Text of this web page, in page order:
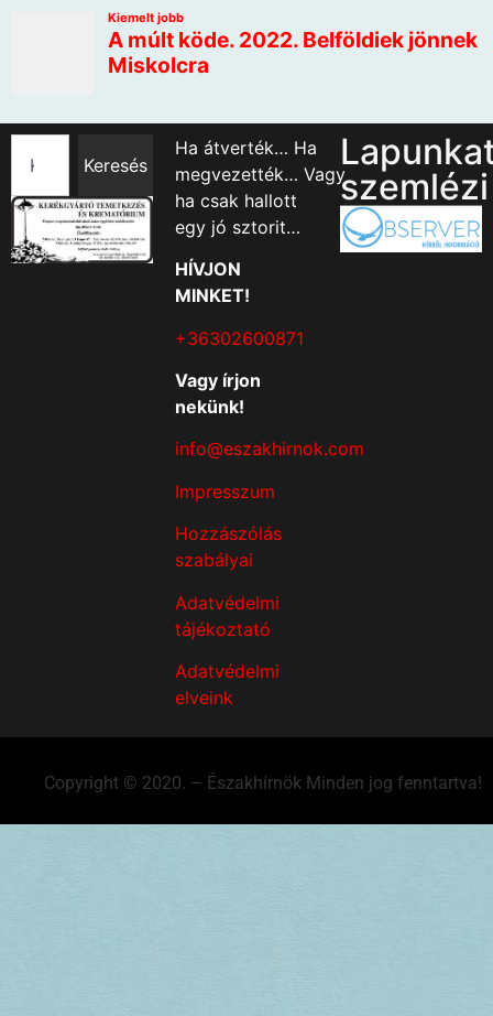
Keresés
Ha átverték… Ha
megvezették… Vagy
ha csak hallott
egy jó sztorit…
HÍVJON
MINKET!
+36302600871
Vagy írjon
nekünk!
info@eszakhirnok.com
Impresszum
Hozzászólás
szabályai
Adatvédelmi
tájékoztató
Adatvédelmi
elveink
szemlézi
Copyright © 2020. – Északhírnök Minden jog fenntartva!